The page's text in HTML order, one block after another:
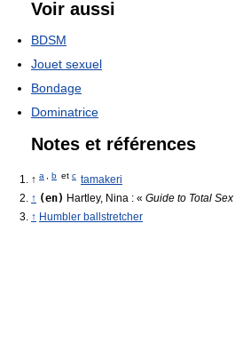
Voir aussi
BDSM
Jouet sexuel
Bondage
Dominatrice
Notes et références
↑ a b et c tamakeri
↑ (en) Hartley, Nina : « Guide to Total Sex
↑ Humbler ballstretcher